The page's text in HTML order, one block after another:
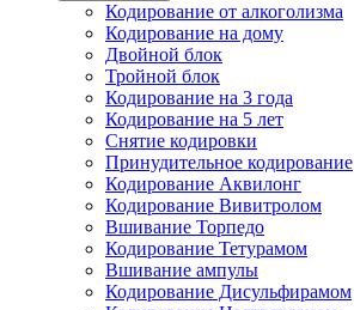
Кодирование от алкоголизма
Кодирование на дому
Двойной блок
Тройной блок
Кодирование на 3 года
Кодирование на 5 лет
Снятие кодировки
Принудительное кодирование
Кодирование Аквилонг
Кодирование Вивитролом
Вшивание Торпедо
Кодирование Тетурамом
Вшивание ампулы
Кодирование Дисульфирамом